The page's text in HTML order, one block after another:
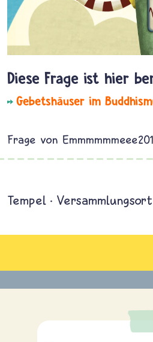
Gebetshäuser im
Tempel Versammlungsort